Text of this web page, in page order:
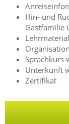
Hin- und
Gastfamilie
Lehrmaterial
Sprachkurs
Unterkunft
Zertifikat